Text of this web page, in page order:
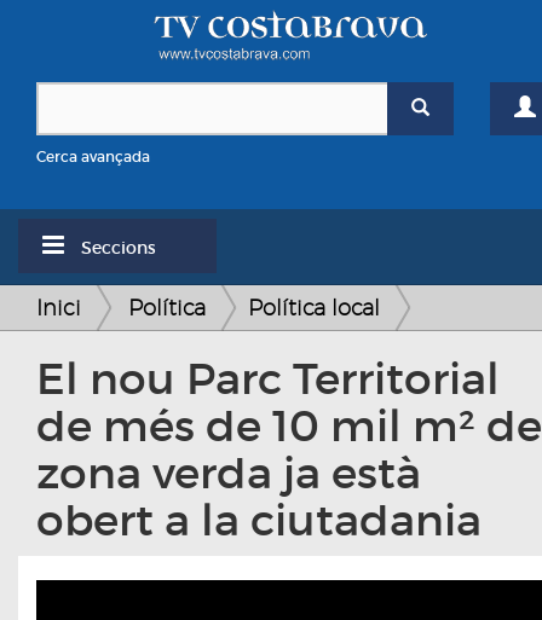
Cerca avançada
Seccions
Inici Política Política local
El nou Parc Territorial
de més de 10 mil m² de
zona verda ja està
obert a la ciutadania